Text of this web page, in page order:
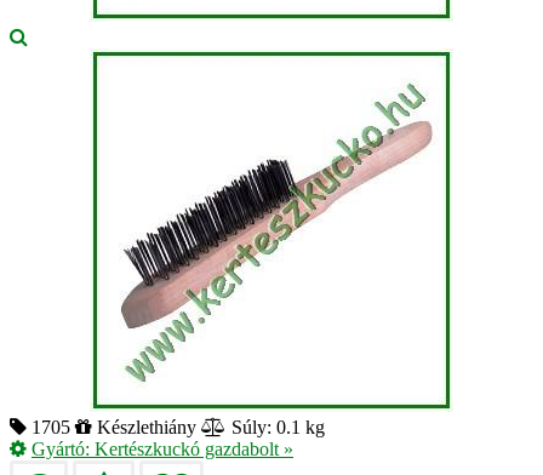
1705 Készlethiány
Súly: 0.1 kg
Gyártó: Kertészkuckó gazdabolt »